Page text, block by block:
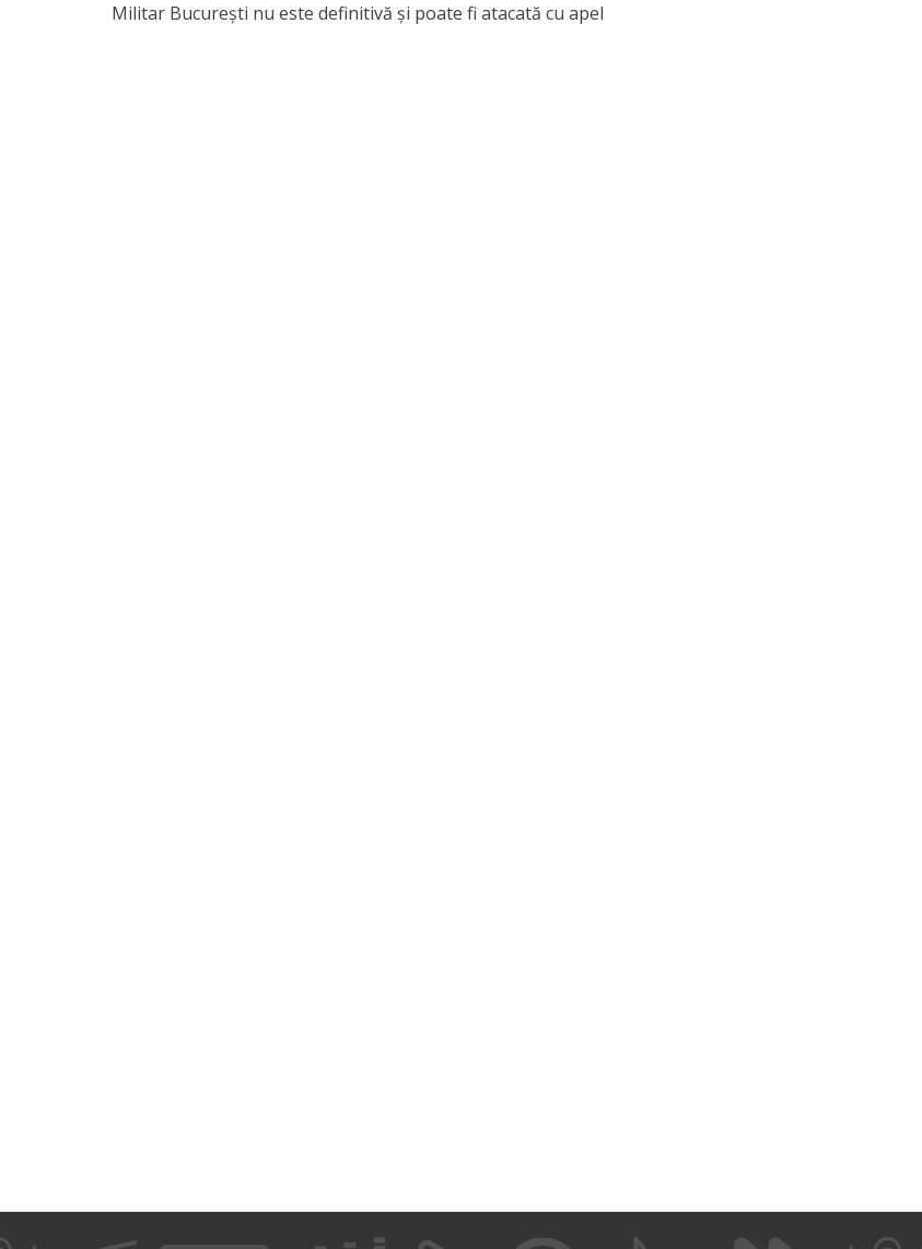
Militar București nu este definitivă și poate fi atacată cu apel